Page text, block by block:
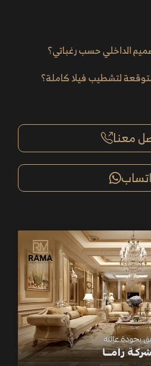
الداخلي حسب رغباتي؟
لتشطيب فيلا كاملة؟
معنا